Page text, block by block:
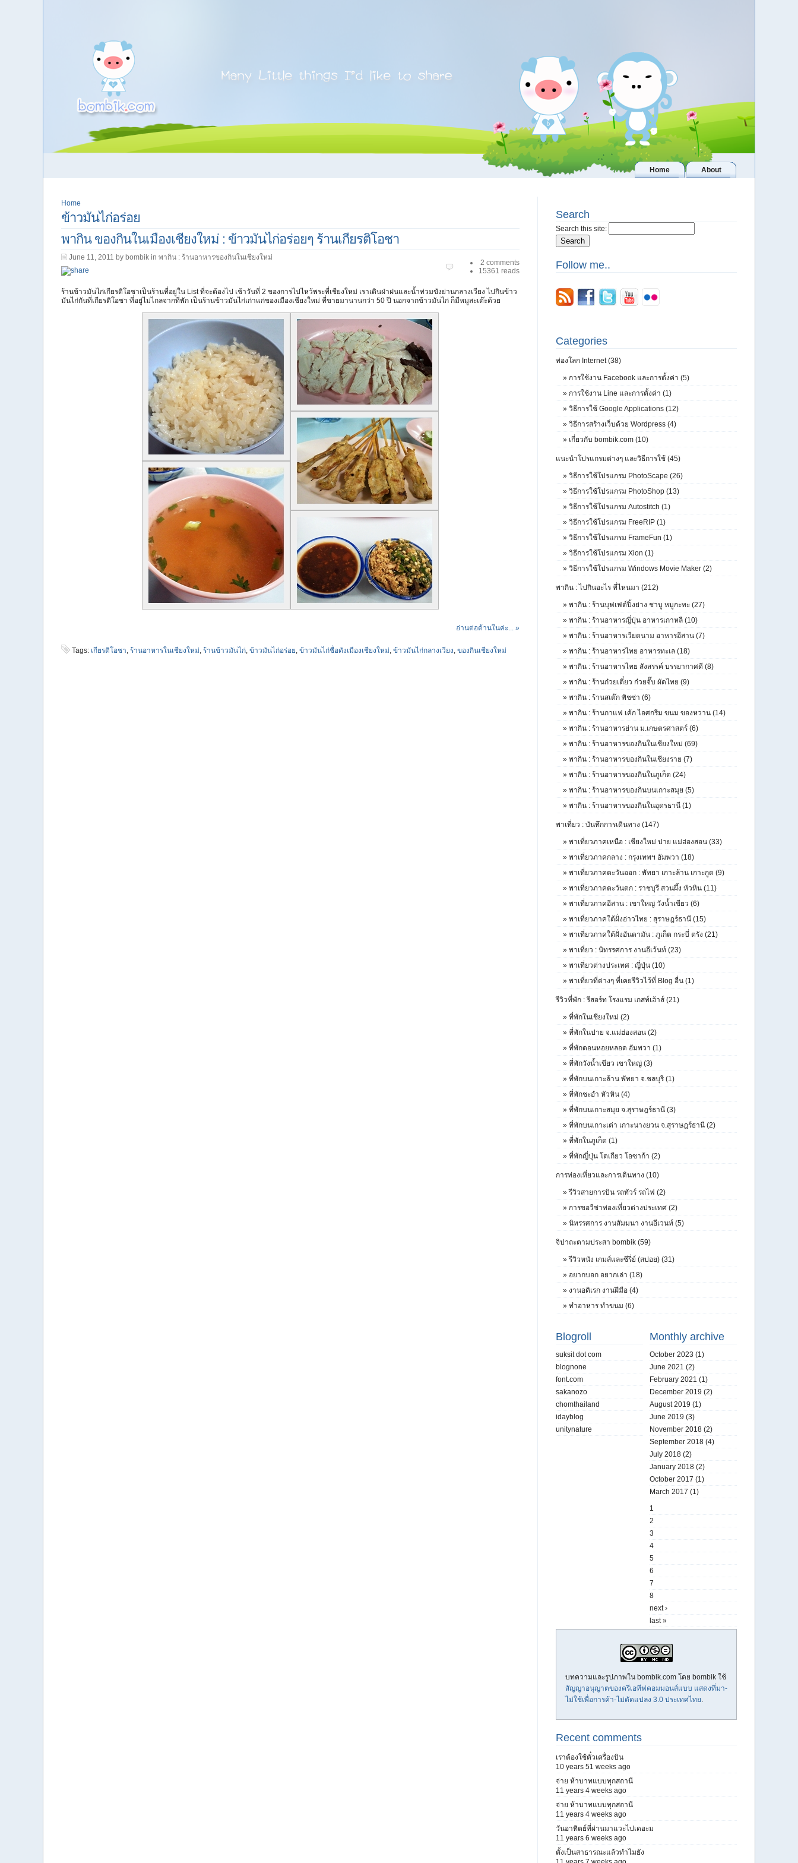
Home About
Home
ข้าวมันไก่อร่อย
พากิน ของกินในเมืองเชียงใหม่ : ข้าวมันไก่อร่อยๆ ร้านเกียรติโอชา
June 11, 2011 by bombik in พากิน : ร้านอาหารของกินในเชียงใหม่
2 comments
15361 reads
ร้านข้าวมันไก่เกียรติโอชาเป็นร้านที่อยู่ใน List ที่จะต้องไป เช้าวันที่ 2 ของการไปไหว้พระที่เชียงใหม่ เราเดินฝ่าฝนและน้ำท่วมขังย่านกลางเวียง ไปกินข้าว
มันไก่กันที่เกียรติโอชา ที่อยู่ไม่ไกลจากที่พัก เป็นร้านข้าวมันไก่เก่าแก่ของเมืองเชียงใหม่ ที่ขายมานานกว่า 50 ปี นอกจากข้าวมันไก่ ก็มีหมูสะเต๊ะด้วย
อ่านต่อด้านในค่ะ... »
Tags: เกียรติโอชา, ร้านอาหารในเชียงใหม่, ร้านข้าวมันไก่, ข้าวมันไก่อร่อย, ข้าวมันไก่ชื่อดังเมืองเชียงใหม่, ข้าวมันไก่กลางเวียง, ของกินเชียงใหม่
Search
Search this site:
Follow me..
Categories
ท่องโลก Internet (38)
» การใช้งาน Facebook และการตั้งค่า (5)
» การใช้งาน Line และการตั้งค่า (1)
» วิธีการใช้ Google Applications (12)
» วิธีการสร้างเว็บด้วย Wordpress (4)
» เกี่ยวกับ bombik.com (10)
แนะนำโปรแกรมต่างๆ และวิธีการใช้ (45)
» วิธีการใช้โปรแกรม PhotoScape (26)
» วิธีการใช้โปรแกรม PhotoShop (13)
» วิธีการใช้โปรแกรม Autostitch (1)
» วิธีการใช้โปรแกรม FreeRIP (1)
» วิธีการใช้โปรแกรม FrameFun (1)
» วิธีการใช้โปรแกรม Xion (1)
» วิธีการใช้โปรแกรม Windows Movie Maker (2)
พากิน : ไปกินอะไร ที่ไหนมา (212)
» พากิน : ร้านบุฟเฟต์ปิ้งย่าง ชาบู หมูกะทะ (27)
» พากิน : ร้านอาหารญี่ปุ่น อาหารเกาหลี (10)
» พากิน : ร้านอาหารเวียดนาม อาหารอีสาน (7)
» พากิน : ร้านอาหารไทย อาหารทะเล (18)
» พากิน : ร้านอาหารไทย สังสรรค์ บรรยากาศดี (8)
» พากิน : ร้านก๋วยเตี๋ยว ก๋วยจั๊บ ผัดไทย (9)
» พากิน : ร้านสเต๊ก พิชซ่า (6)
» พากิน : ร้านกาแฟ เค้ก ไอศกรีม ขนม ของหวาน (14)
» พากิน : ร้านอาหารย่าน ม.เกษตรศาสตร์ (6)
» พากิน : ร้านอาหารของกินในเชียงใหม่ (69)
» พากิน : ร้านอาหารของกินในเชียงราย (7)
» พากิน : ร้านอาหารของกินในภูเก็ต (24)
» พากิน : ร้านอาหารของกินบนเกาะสมุย (5)
» พากิน : ร้านอาหารของกินในอุดรธานี (1)
พาเที่ยว : บันทึกการเดินทาง (147)
» พาเที่ยวภาคเหนือ : เชียงใหม่ ปาย แม่ฮ่องสอน (33)
» พาเที่ยวภาคกลาง : กรุงเทพฯ อัมพวา (18)
» พาเที่ยวภาคตะวันออก : พัทยา เกาะล้าน เกาะกูด (9)
» พาเที่ยวภาคตะวันตก : ราชบุรี สวนผึ้ง หัวหิน (11)
» พาเที่ยวภาคอีสาน : เขาใหญ่ วังน้ำเขียว (6)
» พาเที่ยวภาคใต้ฝั่งอ่าวไทย : สุราษฎร์ธานี (15)
» พาเที่ยวภาคใต้ฝั่งอันดามัน : ภูเก็ต กระบี่ ตรัง (21)
» พาเที่ยว : นิทรรศการ งานอีเว้นท์ (23)
» พาเที่ยวต่างประเทศ : ญี่ปุ่น (10)
» พาเที่ยวที่ต่างๆ ที่เคยรีวิวไว้ที่ Blog อื่น (1)
รีวิวที่พัก : รีสอร์ท โรงแรม เกสท์เฮ้าส์ (21)
» ที่พักในเชียงใหม่ (2)
» ที่พักในปาย จ.แม่ฮ่องสอน (2)
» ที่พักดอนหอยหลอด อัมพวา (1)
» ที่พักวังน้ำเขียว เขาใหญ่ (3)
» ที่พักบนเกาะล้าน พัทยา จ.ชลบุรี (1)
» ที่พักชะอำ หัวหิน (4)
» ที่พักบนเกาะสมุย จ.สุราษฎร์ธานี (3)
» ที่พักบนเกาะเต่า เกาะนางยวน จ.สุราษฎร์ธานี (2)
» ที่พักในภูเก็ต (1)
» ที่พักญี่ปุ่น โตเกียว โอซาก้า (2)
การท่องเที่ยวและการเดินทาง (10)
»รีวิวสายการบิน รถทัวร์ รถไฟ (2)
» การขอวีซ่าท่องเที่ยวต่างประเทศ (2)
» นิทรรศการ งานสัมมนา งานอีเวนท์ (5)
จิปาถะตามประสา bombik (59)
»รีวิวหนัง เกมส์และซีรี่ย์ (สปอย) (31)
» อยากบอก อยากเล่า (18)
» งานอดิเรก งานฝีมือ (4)
» ทำอาหาร ทำขนม (6)
Blogroll
suksit dot com
blognone
font.com
sakanozo
chomthailand
idayblog
unitynature
Monthly archive
October 2023 (1)
June 2021 (2)
February 2021 (1)
December 2019 (2)
August 2019 (1)
June 2019 (3)
November 2018 (2)
September 2018 (4)
July 2018 (2)
January 2018 (2)
October 2017 (1)
March 2017 (1)
1
2
3
4
5
6
7
8
next ›
last »
บทความและรูปภาพใน bombik.com โดย bombik ใช้
สัญญาอนุญาตของครีเอทีฟคอมมอนส์แบบ แสดงที่มา-
ไม่ใช้เพื่อการค้า-ไม่ดัดแปลง 3.0 ประเทศไทย.
Recent comments
เราต้องใช้ตั๋วเครื่องบิน
10 years 51 weeks ago
จ่าย ห้าบาทแบบทุกสถานี
11 years 4 weeks ago
จ่าย ห้าบาทแบบทุกสถานี
11 years 4 weeks ago
วันอาทิตย์ที่ผ่านมาแวะไปเดอะม
11 years 6 weeks ago
ตั้งเป็นสาธารณะแล้วทำไมยัง